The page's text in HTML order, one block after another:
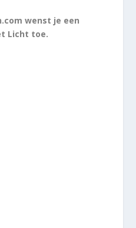
wenst je een
Licht toe.